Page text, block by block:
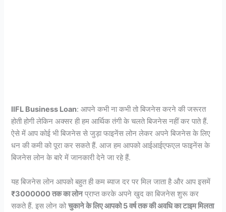
IIFL Business Loan: आपने कभी ना कभी तो बिजनेस करने की जरूरत
होती होगी लेकिन अक्सर ही हम आर्थिक तंगी के चलते बिजनेस नहीं कर पाते हैं.
ऐसे में आप कोई भी बिजनेस से जुड़ा फाइनेंस लोन लेकर अपने बिजनेस के लिए
धन की कमी को पूरा कर सकते हैं. आज हम आपको आईआईएफएल फाइनेंस के
बिजनेस लोन के बारे में जानकारी देने जा रहे हैं.
यह बिजनेस लोन आपको बहुत ही कम ब्याज दर पर मिल जाता है और आप इसमें
₹3000000 तक का लोनप्राप्त करके अपने खुद का बिजनेस शुरू कर
सकते हैं. इस लोन कोचुकाने के लिए आपको 5 वर्ष तक की अवधि का टाइम मिलता